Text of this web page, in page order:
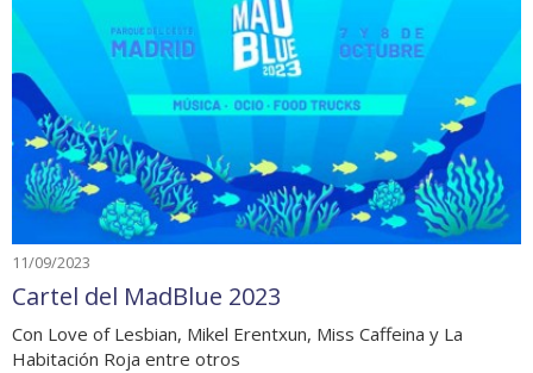
11/09/2023
Cartel del MadBlue 2023
Con Love of Lesbian, Mikel Erentxun, Miss Caffeina y La
Habitación Roja entre otros